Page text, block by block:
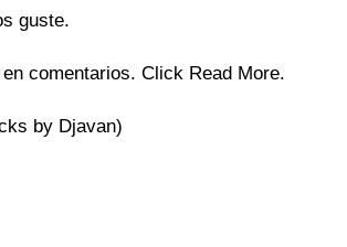
guste.
comentarios. Click Read More.
by Djavan)